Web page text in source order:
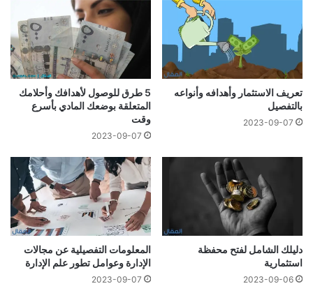
تعريف الاستثمار وأهدافه وأنواعه
بالتفصيل
2023-09-07
5 طرق للوصول لأهدافك وأحلامك
المتعلقة بوضعك المادي بأسرع
وقت
2023-09-07
دليلك الشامل لفتح محفظة
استثمارية
2023-09-06
المعلومات التفصيلية عن مجالات
الإدارة وعوامل تطور علم الإدارة
2023-09-07